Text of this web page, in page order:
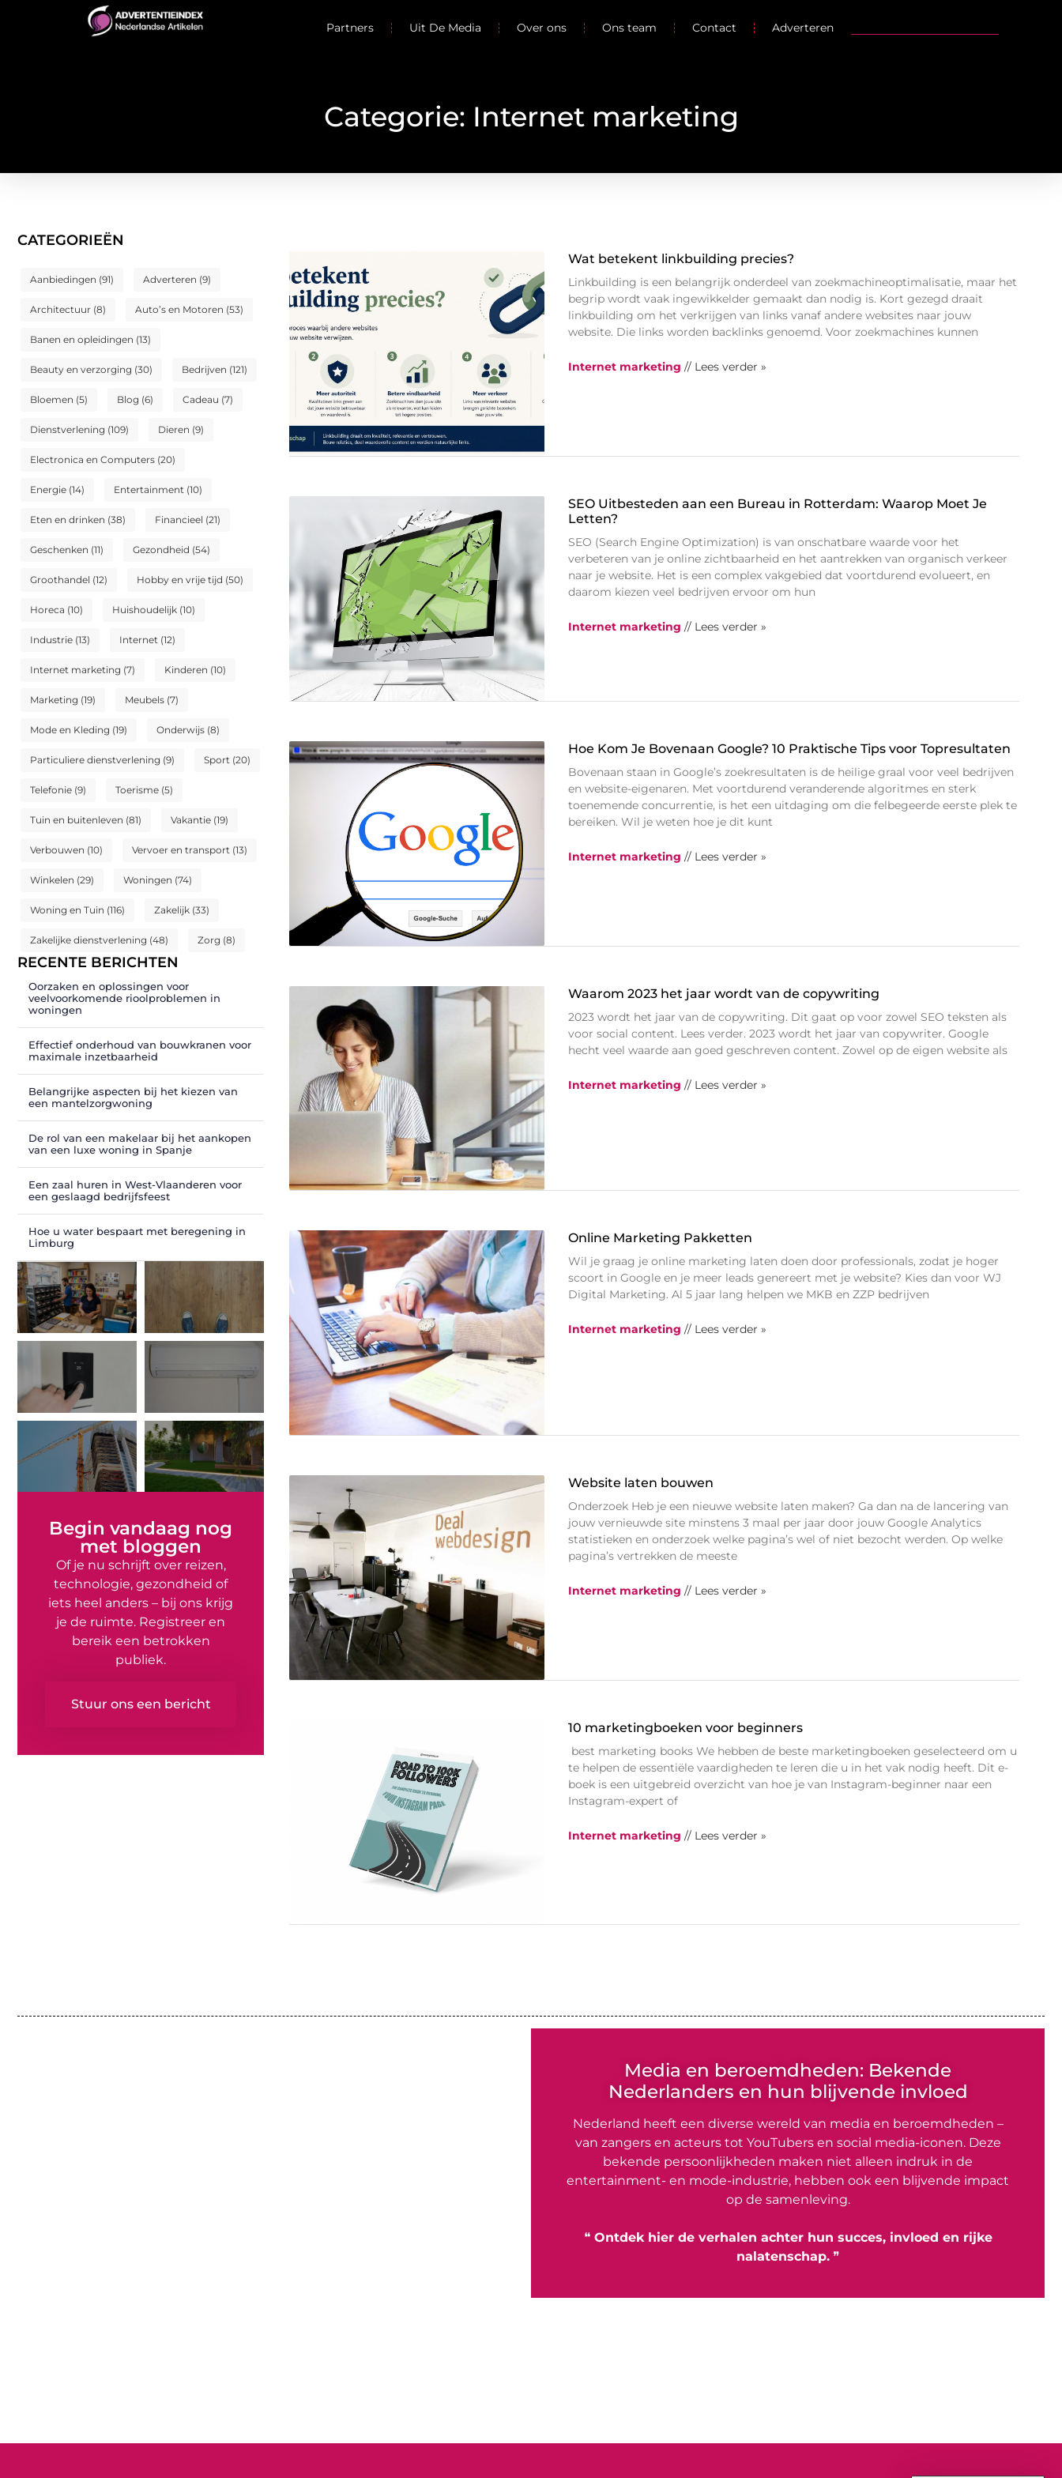
Partners Uit De Media Over ons Ons team Contact Adverteren
Categorie: Internet marketing
CATEGORIEËN
Aanbiedingen (91) Adverteren (9)
Architectuur (8) Auto’s en Motoren (53)
Banen en opleidingen (13)
Beauty en verzorging (30) Bedrijven (121)
Bloemen (5) Blog (6) Cadeau (7)
Dienstverlening (109) Dieren (9)
Electronica en Computers (20)
Energie (14) Entertainment (10)
Eten en drinken (38) Financieel (21)
Geschenken (11) Gezondheid (54)
Groothandel (12) Hobby en vrije tijd (50)
Horeca (10) Huishoudelijk (10)
Industrie (13) Internet (12)
Internet marketing (7) Kinderen (10)
Marketing (19) Meubels (7)
Mode en Kleding (19) Onderwijs (8)
Particuliere dienstverlening (9) Sport (20)
Telefonie (9) Toerisme (5)
Tuin en buitenleven (81) Vakantie (19)
Verbouwen (10) Vervoer en transport (13)
Winkelen (29) Woningen (74)
Woning en Tuin (116) Zakelijk (33)
Zakelijke dienstverlening (48) Zorg (8)
RECENTE BERICHTEN
Oorzaken en oplossingen voor
veelvoorkomende rioolproblemen in
woningen
Effectief onderhoud van bouwkranen voor
maximale inzetbaarheid
Belangrijke aspecten bij het kiezen van
een mantelzorgwoning
De rol van een makelaar bij het aankopen
van een luxe woning in Spanje
Een zaal huren in West-Vlaanderen voor
een geslaagd bedrijfsfeest
Hoe u water bespaart met beregening in
Limburg
Begin vandaag nog
met bloggen
Of je nu schrijft over reizen,
technologie, gezondheid of
iets heel anders – bij ons krijg
je de ruimte. Registreer en
bereik een betrokken
publiek.
Stuur ons een bericht
Wat betekent linkbuilding precies?
Linkbuilding is een belangrijk onderdeel van zoekmachineoptimalisatie, maar het
begrip wordt vaak ingewikkelder gemaakt dan nodig is. Kort gezegd draait
linkbuilding om het verkrijgen van links vanaf andere websites naar jouw
website. Die links worden backlinks genoemd. Voor zoekmachines kunnen
Internet marketing // Lees verder »
SEO Uitbesteden aan een Bureau in Rotterdam: Waarop Moet Je
Letten?
SEO (Search Engine Optimization) is van onschatbare waarde voor het
verbeteren van je online zichtbaarheid en het aantrekken van organisch verkeer
naar je website. Het is een complex vakgebied dat voortdurend evolueert, en
daarom kiezen veel bedrijven ervoor om hun
Internet marketing // Lees verder »
Hoe Kom Je Bovenaan Google? 10 Praktische Tips voor Topresultaten
Bovenaan staan in Google’s zoekresultaten is de heilige graal voor veel bedrijven
en website-eigenaren. Met voortdurend veranderende algoritmes en sterk
toenemende concurrentie, is het een uitdaging om die felbegeerde eerste plek te
bereiken. Wil je weten hoe je dit kunt
Internet marketing // Lees verder »
Waarom 2023 het jaar wordt van de copywriting
2023 wordt het jaar van de copywriting. Dit gaat op voor zowel SEO teksten als
voor social content. Lees verder. 2023 wordt het jaar van copywriter. Google
hecht veel waarde aan goed geschreven content. Zowel op de eigen website als
Internet marketing // Lees verder »
Online Marketing Pakketten
Wil je graag je online marketing laten doen door professionals, zodat je hoger
scoort in Google en je meer leads genereert met je website? Kies dan voor WJ
Digital Marketing. Al 5 jaar lang helpen we MKB en ZZP bedrijven
Internet marketing // Lees verder »
Website laten bouwen
Onderzoek Heb je een nieuwe website laten maken? Ga dan na de lancering van
jouw vernieuwde site minstens 3 maal per jaar door jouw Google Analytics
statistieken en onderzoek welke pagina’s wel of niet bezocht werden. Op welke
pagina’s vertrekken de meeste
Internet marketing // Lees verder »
10 marketingboeken voor beginners
best marketing books We hebben de beste marketingboeken geselecteerd om u
te helpen de essentiële vaardigheden te leren die u in het vak nodig heeft. Dit e-
boek is een uitgebreid overzicht van hoe je van Instagram-beginner naar een
Instagram-expert of
Internet marketing // Lees verder »
Media en beroemdheden: Bekende
Nederlanders en hun blijvende invloed
Nederland heeft een diverse wereld van media en beroemdheden –
van zangers en acteurs tot YouTubers en social media-iconen. Deze
bekende persoonlijkheden maken niet alleen indruk in de
entertainment- en mode-industrie, hebben ook een blijvende impact
op de samenleving.
❝ Ontdek hier de verhalen achter hun succes, invloed en rijke
nalatenschap.❞